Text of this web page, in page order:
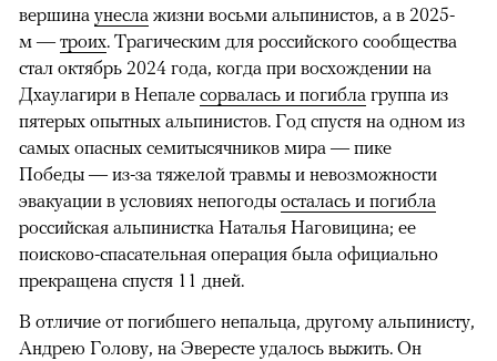
вершина унесла жизни восьми альпинистов, а в 2025-
м — троих. Трагическим для российского сообщества
стал октябрь 2024 года, когда при восхождении на
Дхаулагири в Непале сорвалась и погибла группа из
пятерых опытных альпинистов. Год спустя на одном из
самых опасных семитысячников мира — пике
Победы — из-за тяжелой травмы и невозможности
эвакуации в условиях непогоды осталась и погибла
российская альпинистка Наталья Наговицина; ее
поисково-спасательная операция была официально
прекращена спустя 11 дней.
В отличие от погибшего непальца, другому альпинисту,
Андрею Голову, на Эвересте удалось выжить. Он